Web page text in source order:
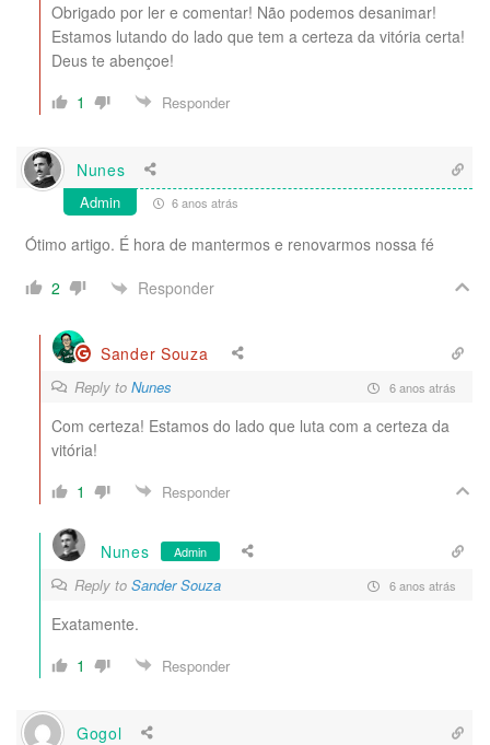
Obrigado por ler e comentar! Não podemos desanimar!
Estamos lutando do lado que tem a certeza da vitória certa!
Deus te abençoe!
1
Responder
Nunes
Admin 6 anos atrás
Ótimo artigo. É hora de mantermos e renovarmos nossa fé
2
Responder
Sander Souza
Reply to Nunes 6 anos atrás
Com certeza! Estamos do lado que luta com a certeza da
vitória!
1
Responder
Nunes Admin
Reply to Sander Souza 6 anos atrás
Exatamente.
1
Responder
Gogol